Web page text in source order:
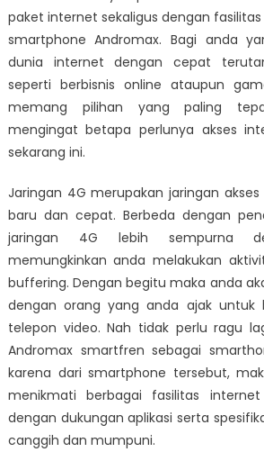
paket internet sekaligus dengan
smartphone Andromax. Bagi anda
dunia internet dengan cepat
seperti berbisnis online ataupun
memang pilihan yang paling
mengingat betapa perlunya akses
sekarang ini.
Jaringan 4G merupakan jaringan
baru dan cepat. Berbeda dengan
jaringan 4G lebih sempurna
memungkinkan anda melakukan
buffering. Dengan begitu maka anda
dengan orang yang anda ajak untuk
telepon video. Nah tidak perlu ragu
Andromax smartfren sebagai
karena dari smartphone tersebut,
menikmati berbagai fasilitas
dengan dukungan aplikasi serta
canggih dan mumpuni.